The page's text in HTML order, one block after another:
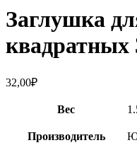
Заглушка
32,00₽
Вес
Производитель